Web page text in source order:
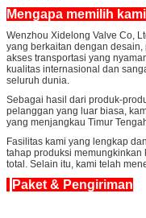
Mengapa memilih
Wenzhou Xidelong Valve Co,
yang berkaitan dengan
akses transportasi yang
kualitas internasional dan
seluruh dunia.
Sebagai hasil dari produk-
pelanggan yang luar biasa,
yang menjangkau Timur
Fasilitas kami yang lengkap
tahap produksi
total. Selain itu, kami telah
Paket & Pengiriman